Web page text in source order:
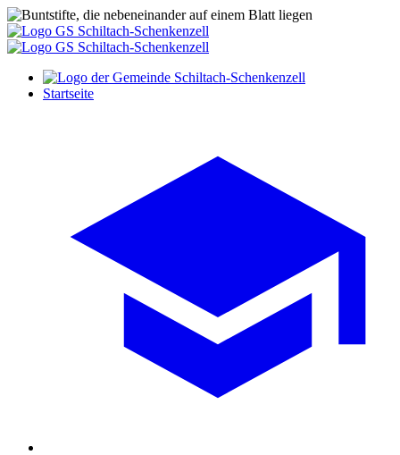
Startseite